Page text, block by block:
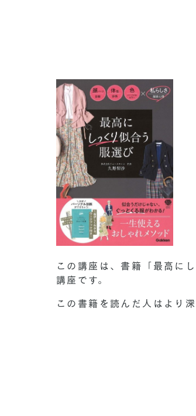
この講座は、書籍「最高に
講座です。
この書籍を読んだ人はより